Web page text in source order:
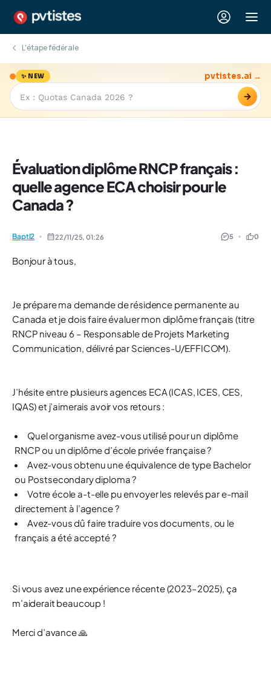
L'étape fédérale
✨ NEW
→
pvtistes.ai →
Évaluation diplôme RNCP français :
quelle agence ECA choisir pour le
Canada ?
BaptI2 22/11/25,01:26 5 0
Bonjour à tous,
Je prépare ma demande de résidence permanente au
Canada et je dois faire évaluer mon diplôme français (titre
RNCP niveau 6 – Responsable de Projets Marketing
Communication, délivré par Sciences-U/EFFICOM).
J’hésite entre plusieurs agences ECA (ICAS, ICES, CES,
IQAS) et j’aimerais avoir vos retours :
Quel organisme avez-vous utilisé pour un diplôme
RNCP ou un diplôme d’école privée française ?
Avez-vous obtenu une équivalence de type Bachelor
ou Postsecondary diploma?
Votre école a-t-elle pu envoyer les relevés par e-mail
directement à l’agence ?
Avez-vous dû faire traduire vos documents, ou le
français a été accepté ?
Si vous avez une expérience récente (2023–2025), ça
m’aiderait beaucoup !
Merci d’avance 🙏